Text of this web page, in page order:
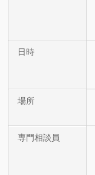
日時
場所
専門相談員